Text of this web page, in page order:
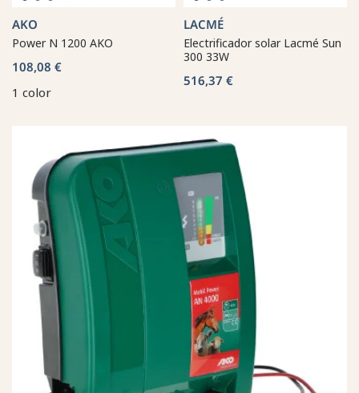
AKO
Power N 1200 AKO
108,08 €
1 color
LACMÉ
Electrificador solar Lacmé Sun
300 33W
516,37 €